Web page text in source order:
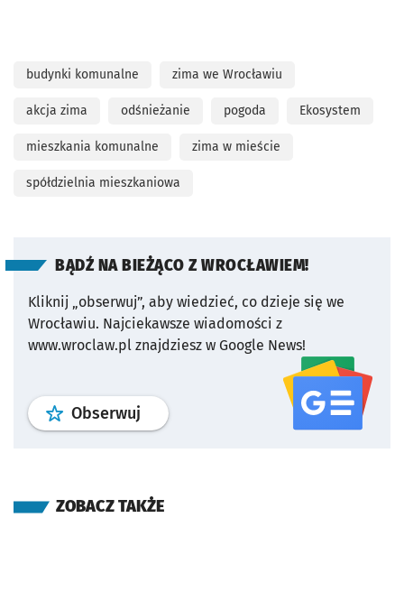
budynki komunalne zima we Wrocławiu
akcja zima odśnieżanie pogoda Ekosystem
mieszkania komunalne zima w mieście
spółdzielnia mieszkaniowa
BĄDŹ NA BIEŻĄCO Z WROCŁAWIEM!
Kliknij „obserwuj”, aby wiedzieć, co dzieje się we
Wrocławiu. Najciekawsze wiadomości z
www.wroclaw.pl znajdziesz w Google News!
Obserwuj profil serwisu
ZOBACZ TAKŻE